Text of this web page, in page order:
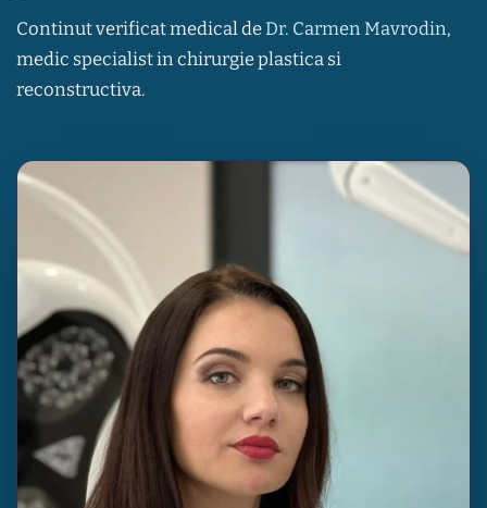
Continut verificat medical de Dr. Carmen Mavrodin,
medic specialist in chirurgie plastica si
reconstructiva.